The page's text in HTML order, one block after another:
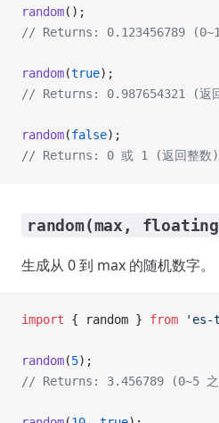
random();
// Returns: 0.123456789 (0~1
random(true);
// Returns: 0.987654321 (返
random(false);
// Returns: 0 或 1 (返回整数)
random(max,
生成从 0 到 max 的随机数字。
import { random } from 'es-
random(5);
// Returns: 3.456789 (0~5 之